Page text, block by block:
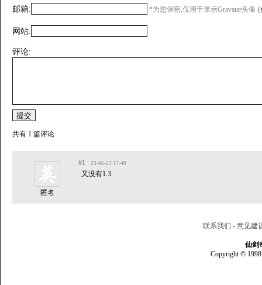
邮箱: *为您保密,仅用于显示Gravatar头像 (
网站:
评论:
共有 1 篇评论
匿名
#1 23-06-23 17:40
又没有1.3
联系我们 - 意见建
仙剑
Copyright © 1998